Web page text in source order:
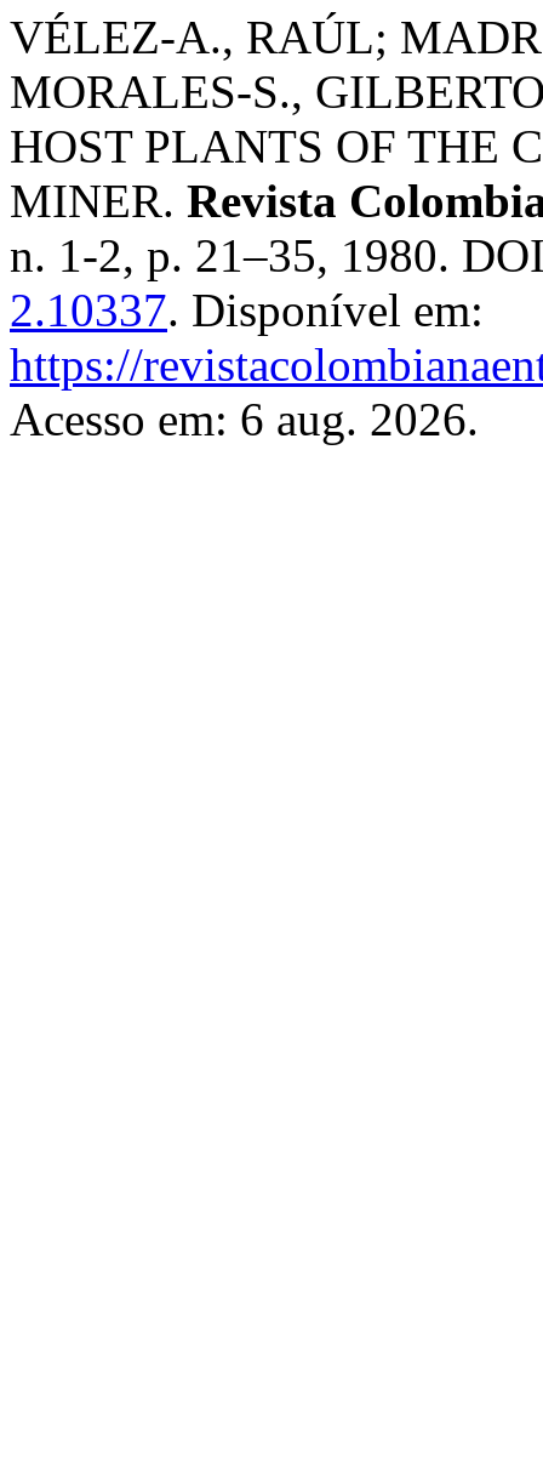
VÉLEZ-A., RAÚL;
MORALES-S.,
HOST PLANTS OF THE
MINER. Revista
n. 1-2, p. 21–35, 1980.
2.10337. Disponível em:
https://
Acesso em: 6 aug. 2026.